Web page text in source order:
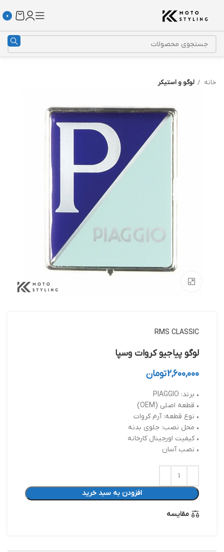
0
خانه لوگو و استیکر
RMS CLASSIC
لوگو پیاجیو کروات وسپا
2,600,000تومان
• برند: PIAGGIO
• قطعه اصلی (OEM)
• نوع قطعه: آرم کروات
• محل نصب: جلوی بدنه
• کیفیت اورجینال کارخانه
• نصب آسان
افزودن به سبد خرید
مقایسه